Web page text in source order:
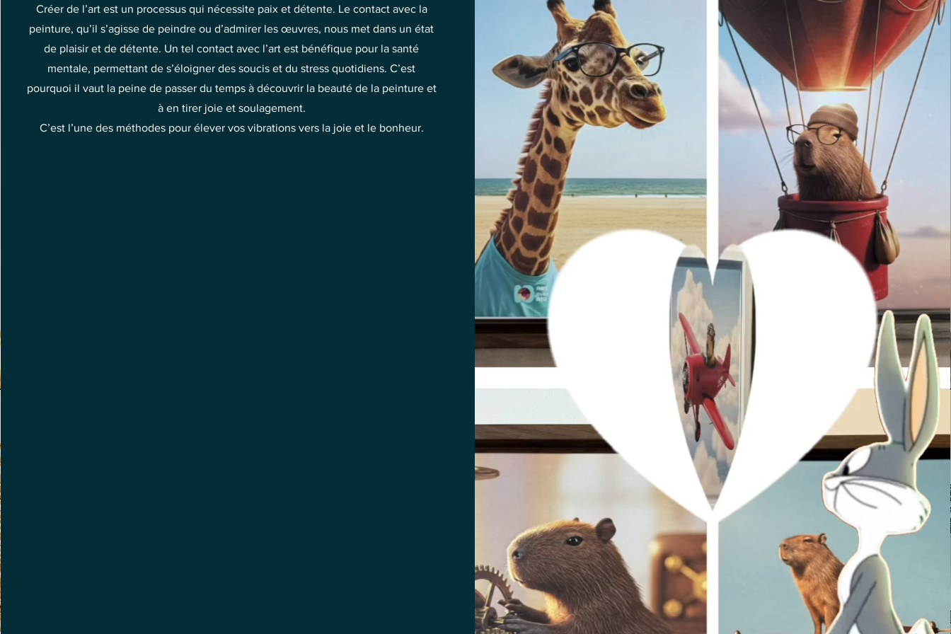
Créer de l’art est un processus qui nécessite paix et détente. Le contact avec la
peinture, qu’il s’agisse de peindre ou d’admirer les œuvres, nous met dans un état
de plaisir et de détente. Un tel contact avec l’art est bénéfique pour la santé
mentale, permettant de s’éloigner des soucis et du stress quotidiens. C’est
pourquoi il vaut la peine de passer du temps à découvrir la beauté de la peinture et
à en tirer joie et soulagement.
C’est l’une des méthodes pour élever vos vibrations vers la joie et le bonheur.